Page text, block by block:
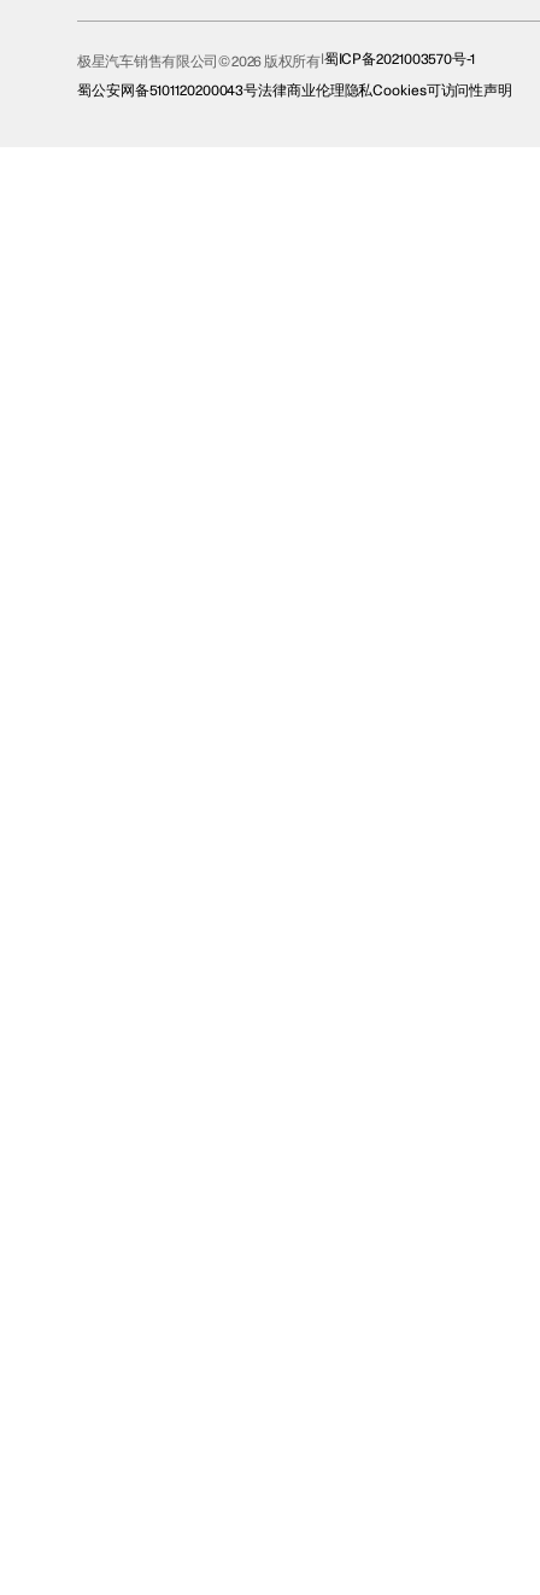
极星汽车销售有限公司© 2026 版权所有 蜀ICP备2021003570号-1
蜀公安网备5101120200043号法律商业伦理隐私Cookies可访问性声明